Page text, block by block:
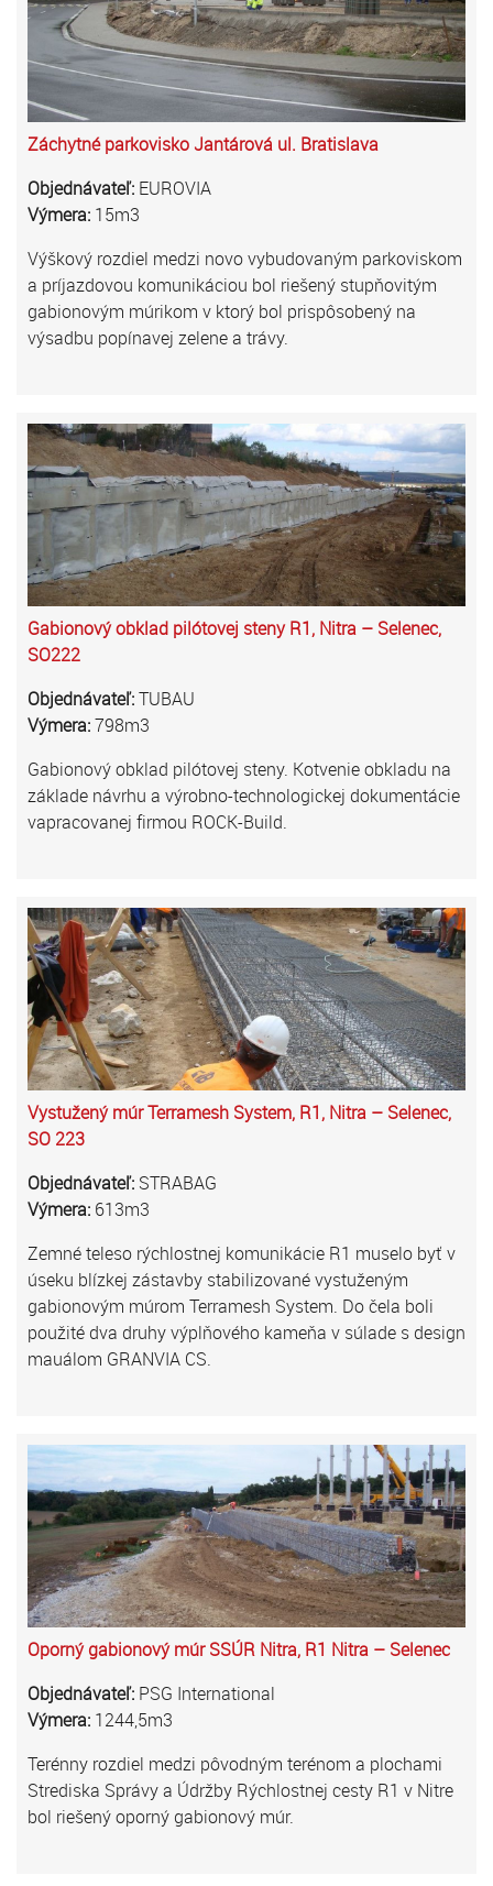
Záchytné parkovisko Jantárová ul. Bratislava
Objednávateľ: EUROVIA
Výmera: 15m3
Výškový rozdiel medzi novo vybudovaným parkoviskom
a príjazdovou komunikáciou bol riešený stupňovitým
gabionovým múrikom v ktorý bol prispôsobený na
výsadbu popínavej zelene a trávy.
Gabionový obklad pilótovej steny R1, Nitra – Selenec,
SO222
Objednávateľ:TUBAU
Výmera:798m3
Gabionový obklad pilótovej steny. Kotvenie obkladu na
základe návrhu a výrobno-technologickej dokumentácie
vapracovanej firmou ROCK-Build.
Vystužený múr Terramesh System, R1, Nitra – Selenec,
SO 223
Objednávateľ: STRABAG
Výmera: 613m3
Zemné teleso rýchlostnej komunikácie R1 muselo byť v
úseku blízkej zástavby stabilizované vystuženým
gabionovým múrom Terramesh System. Do čela boli
použité dva druhy výplňového kameňa v súlade s design
mauálom GRANVIA CS.
Oporný gabionový múr SSÚR Nitra, R1 Nitra – Selenec
Objednávateľ: PSG International
Výmera: 1244,5m3
Terénny rozdiel medzi pôvodným terénom a plochami
Strediska Správy a Údržby Rýchlostnej cesty R1 v Nitre
bol riešený oporný gabionový múr.